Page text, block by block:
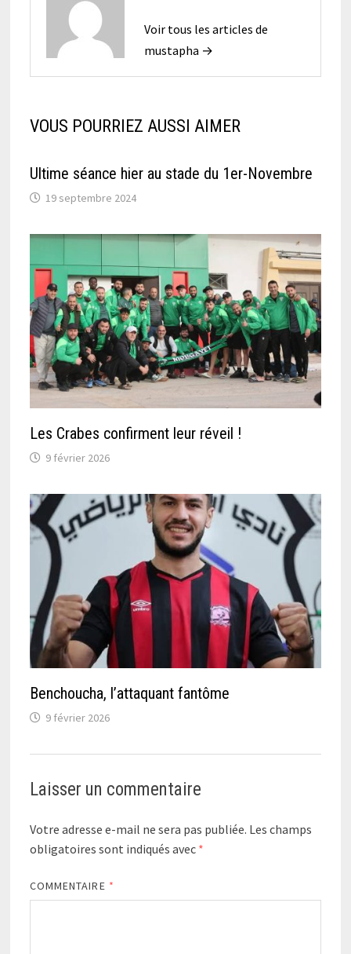
Voir tous les articles de
mustapha →
VOUS POURRIEZ AUSSI AIMER
Ultime séance hier au stade du 1er-Novembre
19 septembre 2024
Les Crabes confirment leur réveil !
9 février 2026
Benchoucha, l’attaquant fantôme
9 février 2026
Laisser un commentaire
Votre adresse e-mail ne sera pas publiée. Les champs
obligatoires sont indiqués avec *
COMMENTAIRE *